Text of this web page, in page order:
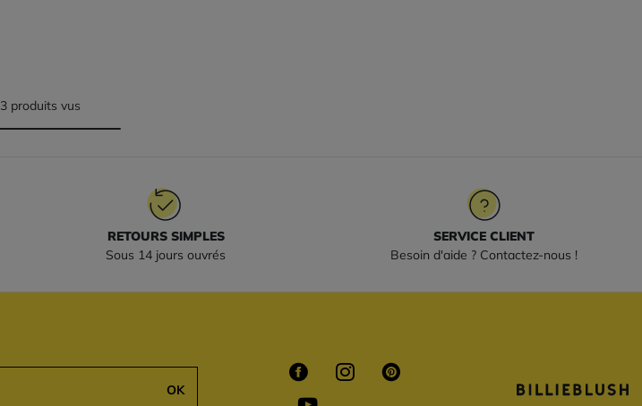
3 produits vus
RETOURS SIMPLES
Sous 14 jours ouvrés
SERVICE CLIENT
Besoin d'aide ? Contactez-nous !
OK